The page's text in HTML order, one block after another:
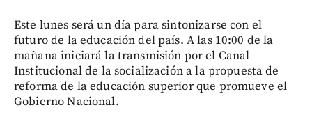
Este lunes será un día para sintonizarse con el
futuro de la educación del país. A las 10:00 de la
mañana iniciará la transmisión por el Canal
Institucional de la socialización a la propuesta de
reforma de la educación superior que promueve el
Gobierno Nacional.